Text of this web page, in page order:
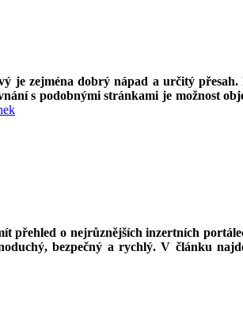
je zejména dobrý nápad a určitý
s podobnými stránkami je možnost
přehled o nejrůznějších inzertních
bezpečný a rychlý. V článku